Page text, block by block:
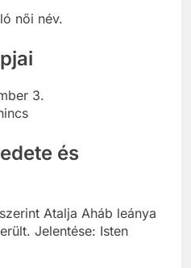
női név.
3.
és
Atalja Aháb leánya
Jelentése: Isten